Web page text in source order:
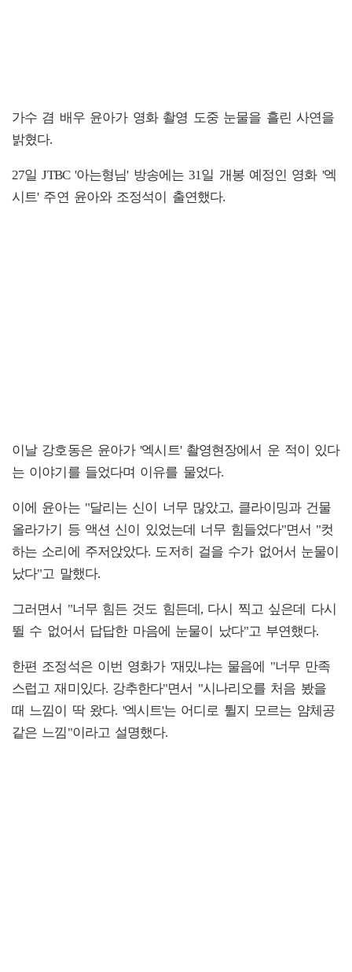
가수 겸 배우 윤아가 영화 촬영 도중 눈물을 흘린 사연을
밝혔다.
27일 JTBC '아는형님' 방송에는 31일 개봉 예정인 영화 '엑
시트' 주연 윤아와 조정석이 출연했다.
이날 강호동은 윤아가 '엑시트' 촬영현장에서 운 적이 있다
는 이야기를 들었다며 이유를 물었다.
이에 윤아는 "달리는 신이 너무 많았고, 클라이밍과 건물
올라가기 등 액션 신이 있었는데 너무 힘들었다"면서 "컷
하는 소리에 주저앉았다. 도저히 걸을 수가 없어서 눈물이
났다"고 말했다.
그러면서 "너무 힘든 것도 힘든데, 다시 찍고 싶은데 다시
뛸 수 없어서 답답한 마음에 눈물이 났다"고 부연했다.
한편 조정석은 이번 영화가 '재밌냐는 물음에 "너무 만족
스럽고 재미있다. 강추한다"면서 "시나리오를 처음 봤을
때 느낌이 딱 왔다. '엑시트'는 어디로 튈지 모르는 얌체공
같은 느낌"이라고 설명했다.